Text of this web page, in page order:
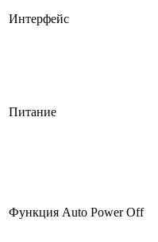
Интерфейс
Питание
Функция Auto Power Off